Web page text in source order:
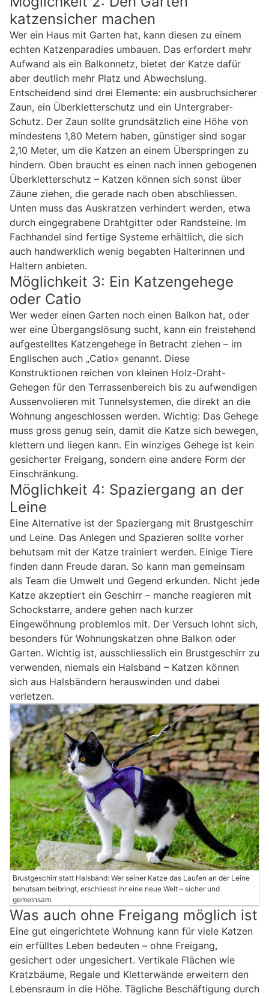
katzensicher machen
Wer ein Haus mit Garten hat, kann diesen zu einem
echten Katzenparadies umbauen. Das erfordert mehr
Aufwand als ein Balkonnetz, bietet der Katze dafür
aber deutlich mehr Platz und Abwechslung.
Entscheidend sind drei Elemente: ein ausbruchsicherer
Zaun, ein Überkletterschutz und ein Untergraber-
Schutz. Der Zaun sollte grundsätzlich eine Höhe von
mindestens 1,80 Metern haben, günstiger sind sogar
2,10 Meter, um die Katzen an einem Überspringen zu
hindern. Oben braucht es einen nach innen gebogenen
Überkletterschutz – Katzen können sich sonst über
Zäune ziehen, die gerade nach oben abschliessen.
Unten muss das Auskratzen verhindert werden, etwa
durch eingegrabene Drahtgitter oder Randsteine. Im
Fachhandel sind fertige Systeme erhältlich, die sich
auch handwerklich wenig begabten Halterinnen und
Haltern anbieten.
Möglichkeit 3: Ein Katzengehege
oder Catio
Wer weder einen Garten noch einen Balkon hat, oder
wer eine Übergangslösung sucht, kann ein freistehend
aufgestelltes Katzengehege in Betracht ziehen – im
Englischen auch „Catio» genannt. Diese
Konstruktionen reichen von kleinen Holz-Draht-
Gehegen für den Terrassenbereich bis zu aufwendigen
Aussenvolieren mit Tunnelsystemen, die direkt an die
Wohnung angeschlossen werden. Wichtig: Das Gehege
muss gross genug sein, damit die Katze sich bewegen,
klettern und liegen kann. Ein winziges Gehege ist kein
gesicherter Freigang, sondern eine andere Form der
Einschränkung.
Möglichkeit 4: Spaziergang an der
Leine
Eine Alternative ist der Spaziergang mit Brustgeschirr
und Leine. Das Anlegen und Spazieren sollte vorher
behutsam mit der Katze trainiert werden. Einige Tiere
finden dann Freude daran. So kann man gemeinsam
als Team die Umwelt und Gegend erkunden. Nicht jede
Katze akzeptiert ein Geschirr – manche reagieren mit
Schockstarre, andere gehen nach kurzer
Eingewöhnung problemlos mit. Der Versuch lohnt sich,
besonders für Wohnungskatzen ohne Balkon oder
Garten. Wichtig ist, ausschliesslich ein Brustgeschirr zu
verwenden, niemals ein Halsband – Katzen können
sich aus Halsbändern herauswinden und dabei
verletzen.
Brustgeschirr statt Halsband: Wer seiner Katze das Laufen an der Leine
behutsam beibringt, erschliesst ihr eine neue Welt – sicher und
gemeinsam.
Was auch ohne Freigang möglich ist
Eine gut eingerichtete Wohnung kann für viele Katzen
ein erfülltes Leben bedeuten – ohne Freigang,
gesichert oder ungesichert. Vertikale Flächen wie
Kratzbäume, Regale und Kletterwände erweitern den
Lebensraum in die Höhe. Tägliche Beschäftigung durch